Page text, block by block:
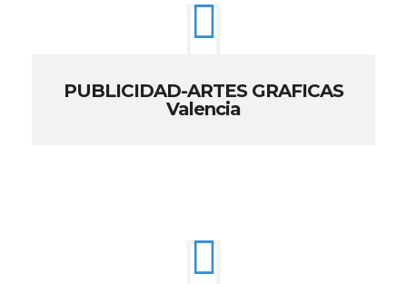
PUBLICIDAD-ARTES GRAFICAS
Valencia